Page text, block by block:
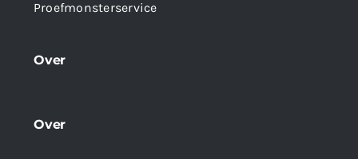
Proefmonsterservice
Over
Over